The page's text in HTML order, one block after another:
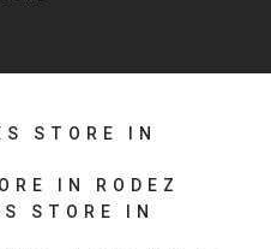
STORE IN
IN RODEZ
STORE IN